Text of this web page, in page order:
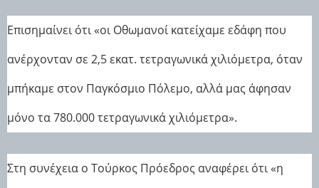
Επισημαίνει ότι «οι Οθωμανοί κατείχαμε εδάφη που
ανέρχονταν σε 2,5 εκατ. τετραγωνικά χιλιόμετρα, όταν
μπήκαμε στον Παγκόσμιο Πόλεμο, αλλά μας άφησαν
μόνο τα 780.000 τετραγωνικά χιλιόμετρα».
Στη συνέχεια ο Τούρκος Πρόεδρος αναφέρει ότι «η